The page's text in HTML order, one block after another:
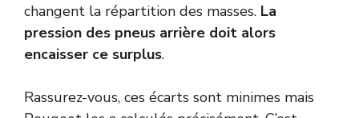
changent la répartition des masses. La
pression des pneus arrière doit alors
encaisser ce surplus.
Rassurez-vous, ces écarts sont minimes mais